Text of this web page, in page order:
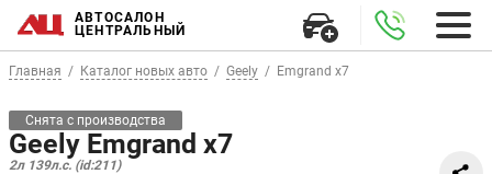
АВТОСАЛОН
ЦЕНТРАЛЬНЫЙ
Главная Каталог новых авто Geely Emgrand x7
Снята с производства
Geely Emgrand x7
2л 139л.с. (id:211)